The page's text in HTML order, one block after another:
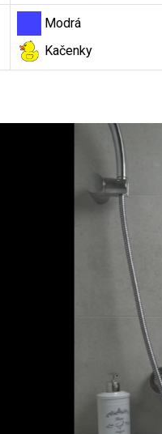
Modrá
Kačenky